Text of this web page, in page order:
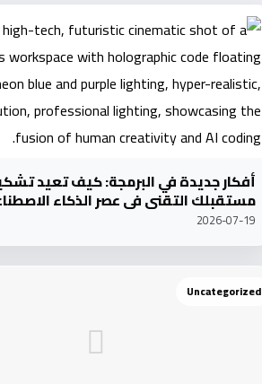
أفكار جديدة في البرمجة: كيف تعيد
مستقبلك التقني في عصر الذكاء
2026-07-19
Uncategorized